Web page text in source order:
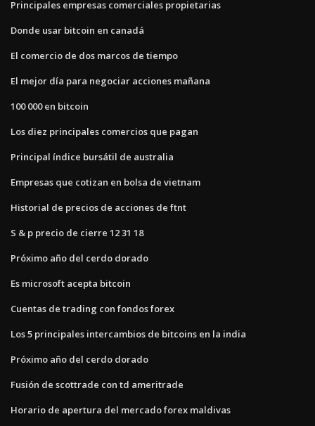
Principales empresas comerciales propietarias
Donde usar bitcoin en canadá
El comercio de dos marcos de tiempo
El mejor día para negociar acciones mañana
100 000 en bitcoin
Los diez principales comercios que pagan
Principal índice bursátil de australia
Empresas que cotizan en bolsa de vietnam
Historial de precios de acciones de ftnt
S & p precio de cierre 12 31 18
Próximo año del cerdo dorado
Es microsoft acepta bitcoin
Cuentas de trading con fondos forex
Los 5 principales intercambios de bitcoins en la india
Próximo año del cerdo dorado
Fusión de scottrade con td ameritrade
Horario de apertura del mercado forex maldivas